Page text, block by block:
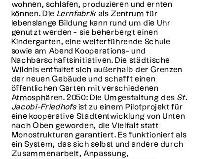
wohnen, schlafen, produzieren und ernten
können. Die Lernfabrikals Zentrum für
lebenslange Bildung kann rund um die Uhr
genutzt werden - sie beherbergt einen
Kindergarten, eine weiterführende Schule
sowie am Abend Kooperations- und
Nachbarschaftsinitiativen. Die städtische
Wildnis entfaltet sich außerhalb der Grenzen
der neuen Gebäude und schafft einen
öffentlichen Garten mit verschiedenen
Atmosphären. 2050: Die Umgestaltung des St.
Jacobi-Friedhofs ist zu einem Pilotprojekt für
eine kooperative Stadtentwicklung von Unten
nach Oben geworden, die Vielfalt statt
Monostrukturen garantiert. Es funktioniert als
ein System, das sich selbst und andere durch
Zusammenarbeit, Anpassung,